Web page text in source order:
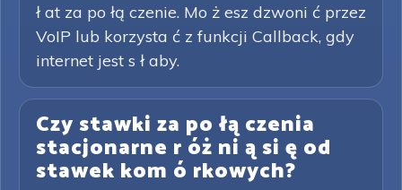
ł at za po łą czenie. Mo ż esz dzwoni ć przez
VoIP lub korzysta ć z funkcji Callback, gdy
internet jest s ł aby.
Czy stawki za po łą czenia
stacjonarne r óż ni ą si ę od
stawek kom ó rkowych?